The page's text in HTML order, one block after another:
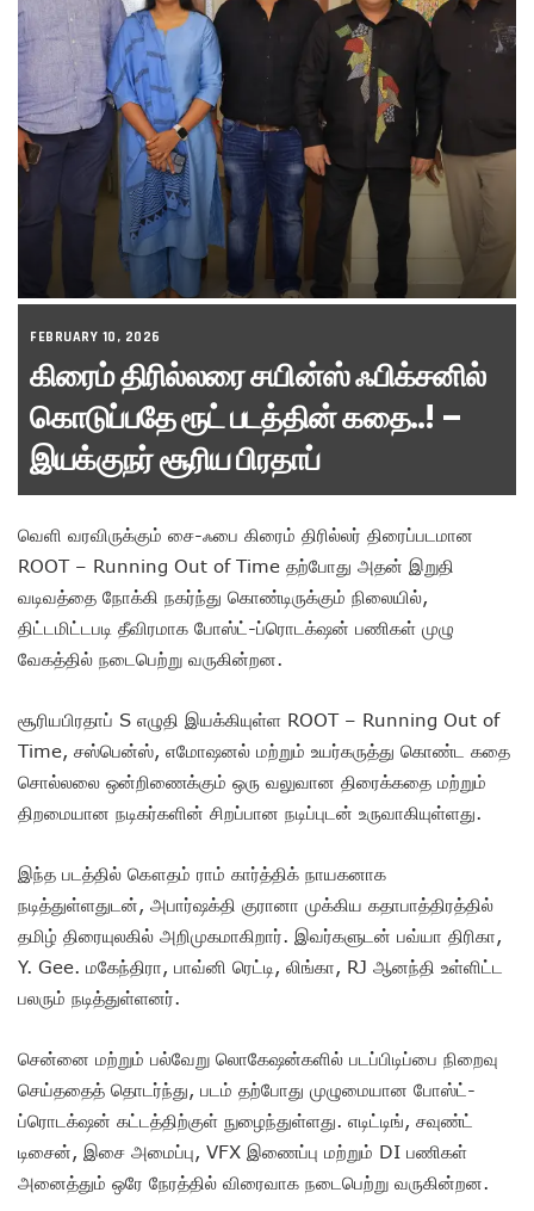
FEBRUARY 10, 2026
கிரைம் திரில்லரை சயின்ஸ் ஃபிக்சனில்
கொடுப்பதே ரூட் படத்தின் கதை..! –
இயக்குநர் சூரிய பிரதாப்
வெளி வரவிருக்கும் சை-ஃபை கிரைம் திரில்லர் திரைப்படமான
ROOT – Running Out of Time தற்போது அதன் இறுதி
வடிவத்தை நோக்கி நகர்ந்து கொண்டிருக்கும் நிலையில்,
திட்டமிட்டபடி தீவிரமாக போஸ்ட்-ப்ரொடக்‌ஷன் பணிகள் முழு
வேகத்தில் நடைபெற்று வருகின்றன.
சூரியபிரதாப் S எழுதி இயக்கியுள்ள ROOT – Running Out of
Time, சஸ்பென்ஸ், எமோஷனல் மற்றும் உயர்கருத்து கொண்ட கதை
சொல்லலை ஒன்றிணைக்கும் ஒரு வலுவான திரைக்கதை மற்றும்
திறமையான நடிகர்களின் சிறப்பான நடிப்புடன் உருவாகியுள்ளது.
இந்த படத்தில் கௌதம் ராம் கார்த்திக் நாயகனாக
நடித்துள்ளதுடன், அபார்ஷக்தி குரானா முக்கிய கதாபாத்திரத்தில்
தமிழ் திரையுலகில் அறிமுகமாகிறார். இவர்களுடன் பவ்யா திரிகா,
Y. Gee. மகேந்திரா, பாவ்னி ரெட்டி, லிங்கா, RJ ஆனந்தி உள்ளிட்ட
பலரும் நடித்துள்ளனர்.
சென்னை மற்றும் பல்வேறு லொகேஷன்களில் படப்பிடிப்பை நிறைவு
செய்ததைத் தொடர்ந்து, படம் தற்போது முழுமையான போஸ்ட்-
ப்ரொடக்‌ஷன் கட்டத்திற்குள் நுழைந்துள்ளது. எடிட்டிங், சவுண்ட்
டிசைன், இசை அமைப்பு, VFX இணைப்பு மற்றும் DI பணிகள்
அனைத்தும் ஒரே நேரத்தில் விரைவாக நடைபெற்று வருகின்றன.